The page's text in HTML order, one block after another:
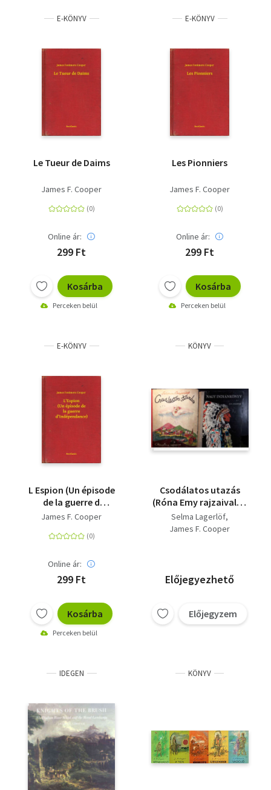
E-KÖNYV
Le Tueur de Daims
James F. Cooper
Online ár:
299 Ft
Kosárba
Perceken belül
E-KÖNYV
Les Pionniers
James F. Cooper
Online ár:
299 Ft
Kosárba
Perceken belül
E-KÖNYV
L Espion (Un épisode
de la guerre d
Indépendance)
James F. Cooper
Online ár:
299 Ft
Kosárba
Perceken belül
KÖNYV
Csodálatos utazás
(Róna Emy rajzaival) +
Nagy indiánkönyv ( 2
kötet )
Selma Lagerlöf
James F. Cooper
Előjegyezhető
Előjegyzem
IDEGEN KÖNYV